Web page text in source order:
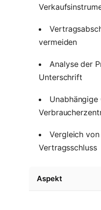
vermeiden
Analyse der
Unterschrift
Unabhängige
Vergleich
Vertragsschluss
Aspekt